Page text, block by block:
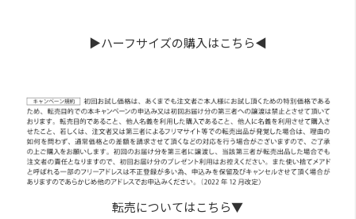
▶︎ハーフサイズの購入はこちら◀︎
転売についてはこちら▼